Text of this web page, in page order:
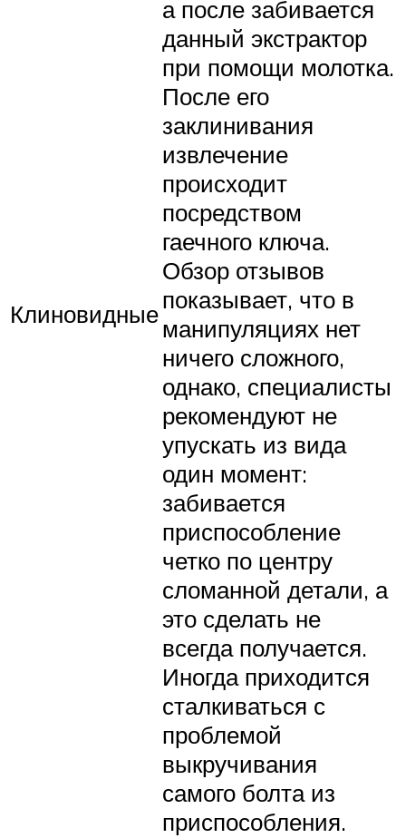
Клиновидные
а после забивается
данный экстрактор
при помощи молотка.
После его
заклинивания
извлечение
происходит
посредством
гаечного ключа.
Обзор отзывов
показывает, что в
манипуляциях нет
ничего сложного,
однако, специалисты
рекомендуют не
упускать из вида
один момент:
забивается
приспособление
четко по центру
сломанной детали, а
это сделать не
всегда получается.
Иногда приходится
сталкиваться с
проблемой
выкручивания
самого болта из
приспособления.